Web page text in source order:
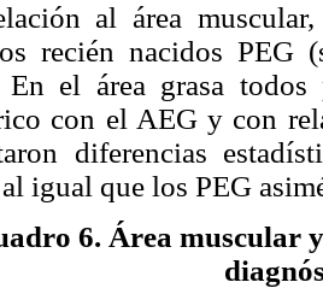
al área
recién nacidos PEG
En el área grasa todos
con el AEG y con
diferencias
igual que los PEG
6. Área muscular